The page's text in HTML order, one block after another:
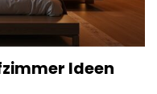
Ideen